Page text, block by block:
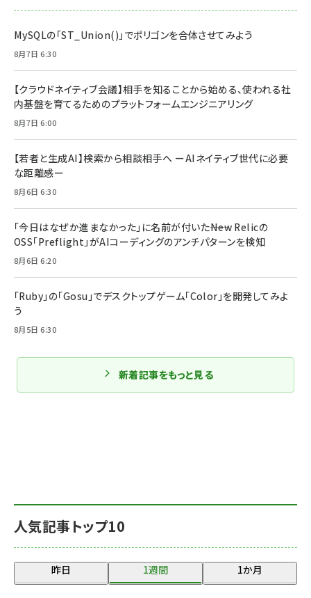
人気記事トップ10
昨日 1週間 1か月
MySQLの「ST_Union()」でポリゴンを合体させてみよう
8月7日 6:30
【クラウドネイティブ会議】相手を知ることから始める、使われる社
内基盤を育てるためのプラットフォームエンジニアリング
8月7日 6:00
【若者と生成AI】検索から相談相手へ ーAIネイティブ世代に必要
な距離感ー
8月6日 6:30
「今日はなぜか進まなかった」に名前が付いた――New Relicの
OSS「Preflight」がAIコーディングのアンチパターンを検知
8月6日 6:20
「Ruby」の「Gosu」でデスクトップゲーム「Color」を開発してみよ
う
8月5日 6:30
新着記事をもっと見る